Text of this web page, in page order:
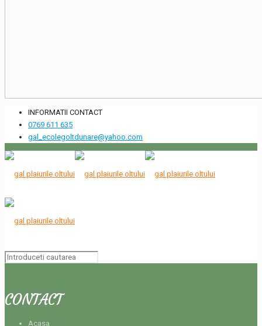
INFORMATII CONTACT
0769 611 635
gal_ecolegoltdunare@yahoo.com
CONTACT
Acasa